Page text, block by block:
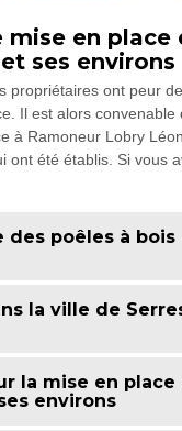
en place
ses environs
propriétaires ont peur
Il est alors convenable
à Ramoneur Lobry
ont été établis. Si vous
poêles à bois
la ville de
la mise en place
environs